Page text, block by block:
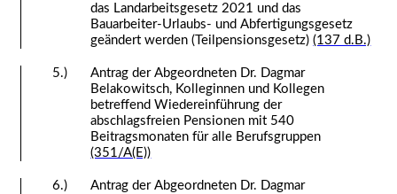
das Landarbeitsgesetz 2021 und das
Bauarbeiter-Urlaubs- und Abfertigungsgesetz
geändert werden (Teilpensionsgesetz)(137 d.B.)
5.)
Antrag der Abgeordneten Dr. Dagmar
Belakowitsch, Kolleginnen und Kollegen
betreffend Wiedereinführung der
abschlagsfreien Pensionen mit 540
Beitragsmonaten für alle Berufsgruppen
(351/A(E))
6.)
Antrag der Abgeordneten Dr. Dagmar